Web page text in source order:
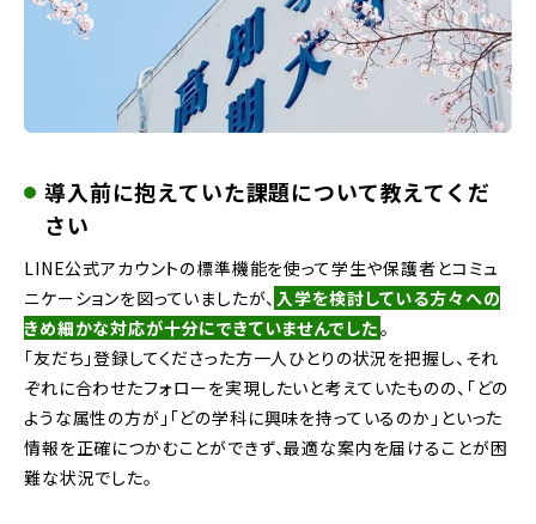
導入前に抱えていた課題について教えてくだ
さい
LINE公式アカウントの標準機能を使って学生や保護者とコミュ
ニケーションを図っていましたが、 入学を検討している方々への
きめ細かな対応が十分にできていませんでした。
「友だち」登録してくださった方一人ひとりの状況を把握し、それ
ぞれに合わせたフォローを実現したいと考えていたものの、「どの
ような属性の方が」「どの学科に興味を持っているのか」といった
情報を正確につかむことができず、最適な案内を届けることが困
難な状況でした。